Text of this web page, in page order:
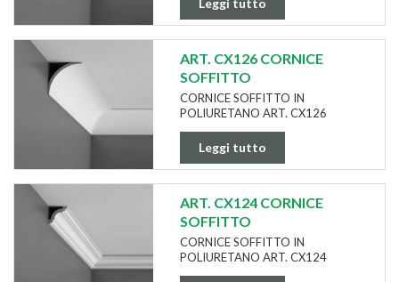
ART. CX126 CORNICE
SOFFITTO
CORNICE SOFFITTO IN
POLIURETANO ART. CX126
Leggi tutto
ART. CX124 CORNICE
SOFFITTO
CORNICE SOFFITTO IN
POLIURETANO ART. CX124